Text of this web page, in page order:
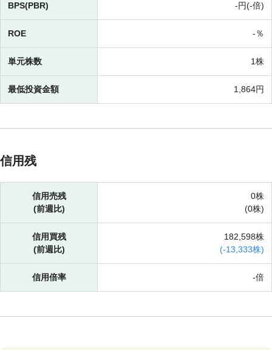
BPS(PBR) -円(-倍)
ROE -％
単元株数 1株
最低投資金額 1,864円
信用残
信用売残
(前週比)
0株
(0株)
信用買残
(前週比)
182,598株
(-13,333株)
信用倍率 -倍